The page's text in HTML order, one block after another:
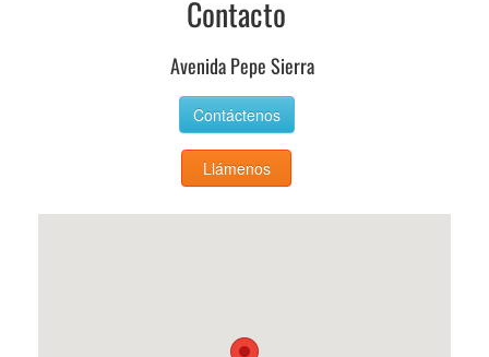
Contacto
Avenida Pepe Sierra
Contáctenos
Llámenos